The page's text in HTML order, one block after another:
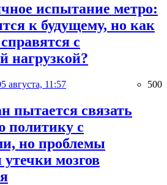
испытание метро:
к будущему, но как
с
нагрузкой?
августа, 11:57 500
пытается связать
политику с
но проблемы
утечки мозгов